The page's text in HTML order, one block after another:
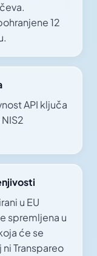
12
API ključa
u EU
spremljena u
će se
Transpareo